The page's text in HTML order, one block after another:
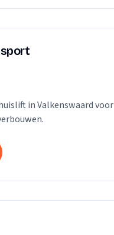
in Valkenswaard voor